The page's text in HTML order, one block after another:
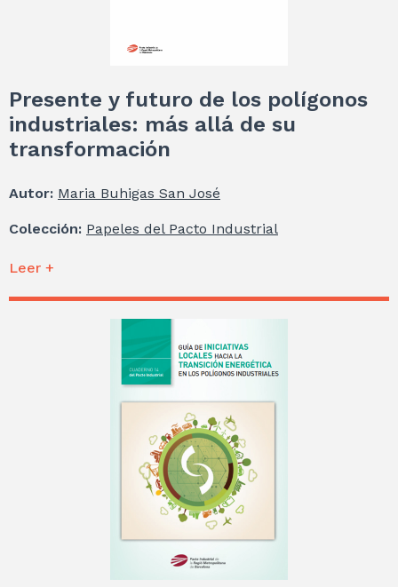
Presente y futuro de los polígonos
industriales: más allá de su
transformación
Autor: Maria Buhigas San José
Colección: Papeles del Pacto Industrial
Leer +